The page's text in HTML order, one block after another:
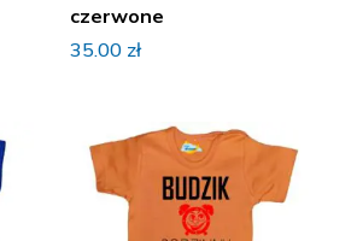
czerwone
35.00 zł